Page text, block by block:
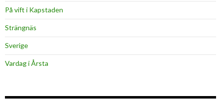
På vift i Kapstaden
Strängnäs
Sverige
Vardag i Årsta